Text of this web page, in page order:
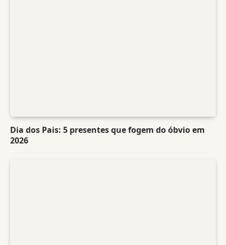
Dia dos Pais: 5 presentes que fogem do óbvio em
2026